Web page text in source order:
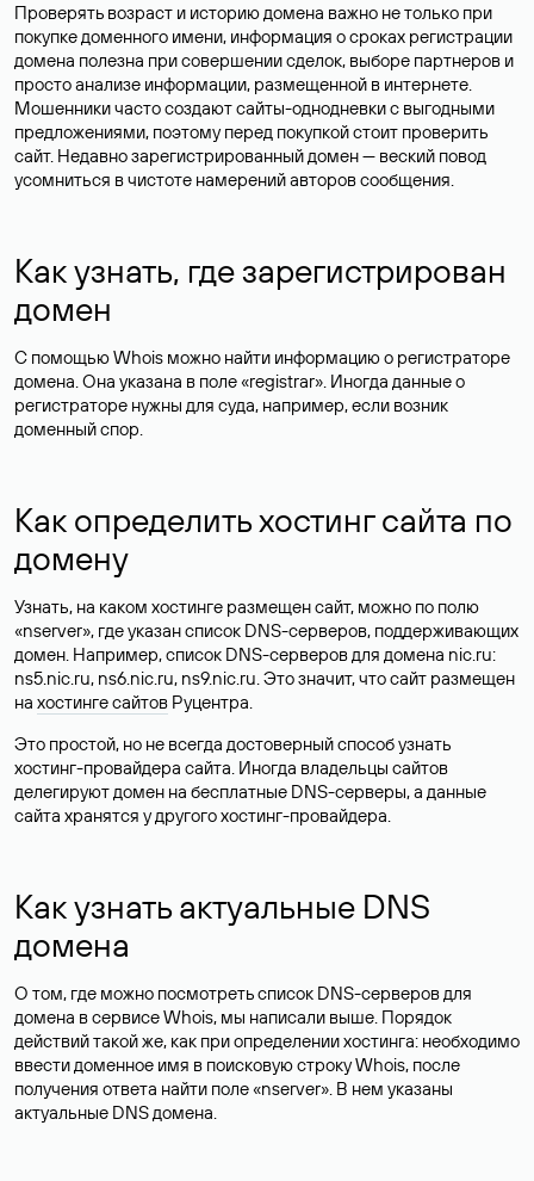
Проверять возраст и историю домена важно не только при
покупке доменного имени, информация о сроках регистрации
домена полезна при совершении сделок, выборе партнеров и
просто анализе информации, размещенной в интернете.
Мошенники часто создают сайты-однодневки с выгодными
предложениями, поэтому перед покупкой стоит проверить
сайт. Недавно зарегистрированный домен — веский повод
усомниться в чистоте намерений авторов сообщения.
Как узнать, где зарегистрирован
домен
С помощью Whois можно найти информацию о регистраторе
домена. Она указана в поле «registrar». Иногда данные о
регистраторе нужны для суда, например, если возник
доменный спор.
Как определить хостинг сайта по
домену
Узнать, на каком хостинге размещен сайт, можно по полю
«nserver», где указан список DNS-серверов, поддерживающих
домен. Например, список DNS-серверов для домена nic.ru:
ns5.nic.ru, ns6.nic.ru, ns9.nic.ru. Это значит, что сайт размещен
на хостинге сайтов Руцентра.
Это простой, но не всегда достоверный способ узнать
хостинг-провайдера сайта. Иногда владельцы сайтов
делегируют домен на бесплатные DNS-серверы, а данные
сайта хранятся у другого хостинг-провайдера.
Как узнать актуальные DNS
домена
О том, где можно посмотреть список DNS-серверов для
домена в сервисе Whois, мы написали выше. Порядок
действий такой же, как при определении хостинга: необходимо
ввести доменное имя в поисковую строку Whois, после
получения ответа найти поле «nserver». В нем указаны
актуальные DNS домена.